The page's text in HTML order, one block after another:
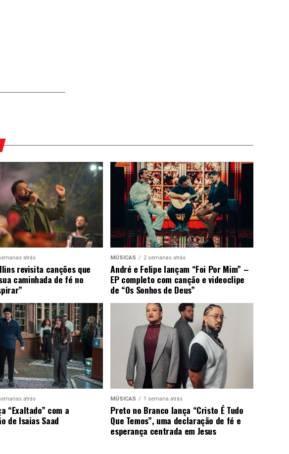
atrás
revisita canções que
caminhada de fé no
MÚSICAS 2 semanas atrás
André e Felipe lançam “Foi Por Mim” –
EP completo com canção e videoclipe
de “Os Sonhos de Deus”
atrás
“Exaltado” com a
de Isaias Saad
MÚSICAS 1 semana atrás
Preto no Branco lança “Cristo É Tudo
Que Temos”, uma declaração de fé e
esperança centrada em Jesus